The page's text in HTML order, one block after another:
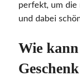
perfekt, um die
und dabei
Wie